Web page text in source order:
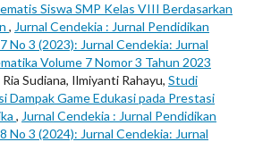
Siswa SMP Kelas VIII Berdasarkan
, Jurnal Cendekia : Jurnal Pendidikan
No 3 (2023): Jurnal Cendekia: Jurnal
Volume 7 Nomor 3 Tahun 2023
Sudiana, Ilmiyanti Rahayu, Studi
Dampak Game Edukasi pada Prestasi
, Jurnal Cendekia : Jurnal Pendidikan
No 3 (2024): Jurnal Cendekia: Jurnal